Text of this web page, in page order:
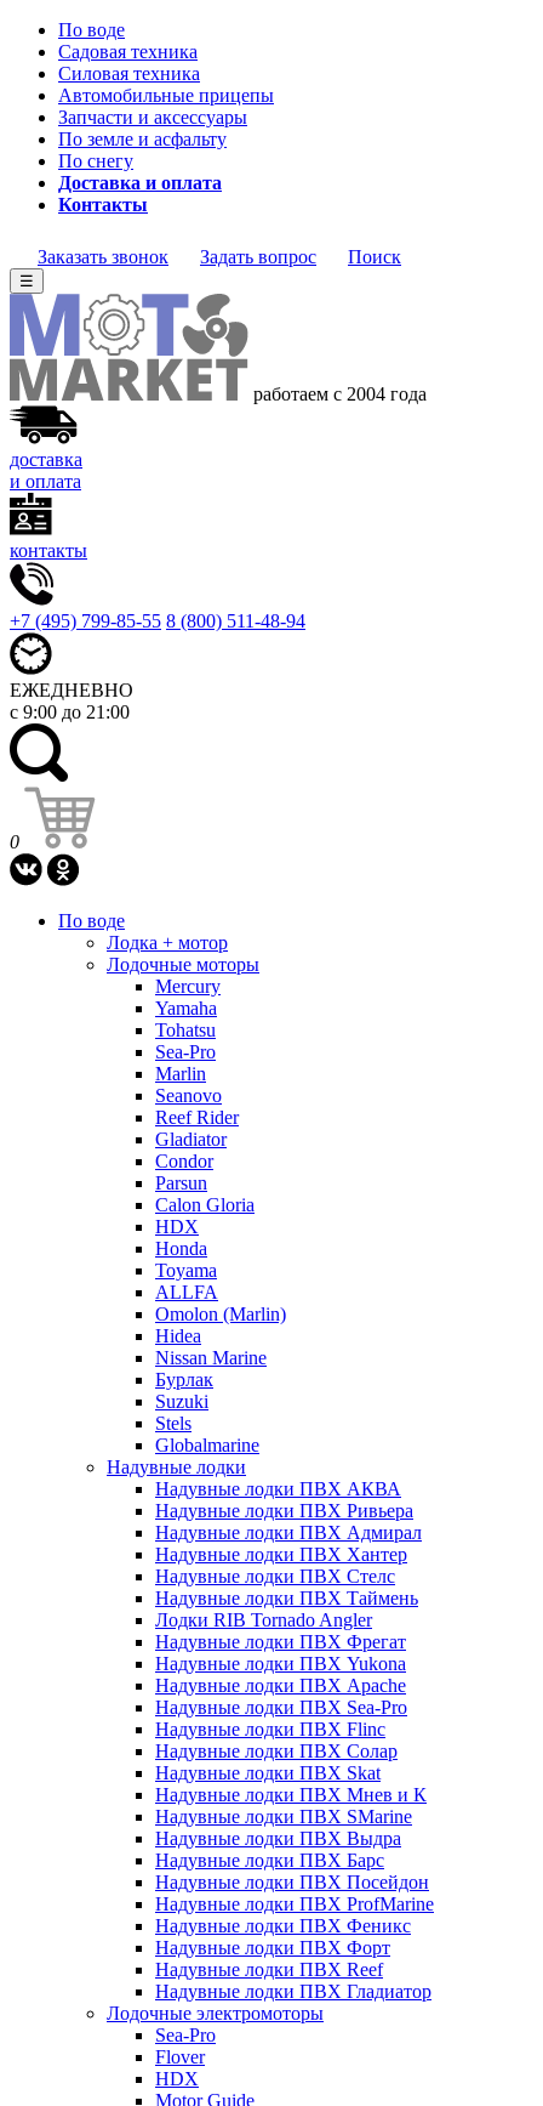
По воде
Садовая техника
Силовая техника
Автомобильные прицепы
Запчасти и аксессуары
По земле и асфальту
По снегу
Доставка и оплата
Контакты
Заказать звонок Задать вопрос Поиск
☰
работаем с 2004 года
доставка
и оплата
контакты
+7 (495) 799-85-55 8 (800) 511-48-94
ЕЖЕДНЕВНО
с 9:00 до 21:00
0
По воде
Лодка + мотор
Лодочные моторы
Mercury
Yamaha
Tohatsu
Sea-Pro
Marlin
Seanovo
Reef Rider
Gladiator
Condor
Parsun
Calon Gloria
HDX
Honda
Toyama
ALLFA
Omolon (Marlin)
Hidea
Nissan Marine
Бурлак
Suzuki
Stels
Globalmarine
Надувные лодки
Надувные лодки ПВХ АКВА
Надувные лодки ПВХ Ривьера
Надувные лодки ПВХ Адмирал
Надувные лодки ПВХ Хантер
Надувные лодки ПВХ Стелс
Надувные лодки ПВХ Таймень
Лодки RIB Tornado Angler
Надувные лодки ПВХ Фрегат
Надувные лодки ПВХ Yukona
Надувные лодки ПВХ Apache
Надувные лодки ПВХ Sea-Pro
Надувные лодки ПВХ Flinc
Надувные лодки ПВХ Солар
Надувные лодки ПВХ Skat
Надувные лодки ПВХ Мнев и К
Надувные лодки ПВХ SMarine
Надувные лодки ПВХ Выдра
Надувные лодки ПВХ Барс
Надувные лодки ПВХ Посейдон
Надувные лодки ПВХ ProfMarine
Надувные лодки ПВХ Феникс
Надувные лодки ПВХ Форт
Надувные лодки ПВХ Reef
Надувные лодки ПВХ Гладиатор
Лодочные электромоторы
Sea-Pro
Flover
HDX
Motor Guide